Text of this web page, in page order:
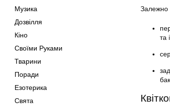
Музика
Дозвілля
Кіно
Своїми Руками
Тварини
Поради
Езотерика
Свята
Залежно
та